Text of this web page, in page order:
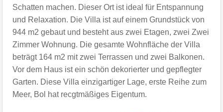
Schatten machen. Dieser Ort ist ideal für Entspannung
und Relaxation. Die Villa ist auf einem Grundstück von
944 m2 gebaut und besteht aus zwei Etagen, zwei Zwei
Zimmer Wohnung. Die gesamte Wohnfläche der Villa
beträgt 164 m2 mit zwei Terrassen und zwei Balkonen.
Vor dem Haus ist ein schön dekorierter und gepflegter
Garten. Diese Villa einzigartiger Lage, erste Reihe zum
Meer, Bol hat recgtmäßiges Eigentum.